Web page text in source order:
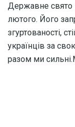
Державне свято
лютого. Його
згуртованості,
українців за
разом ми